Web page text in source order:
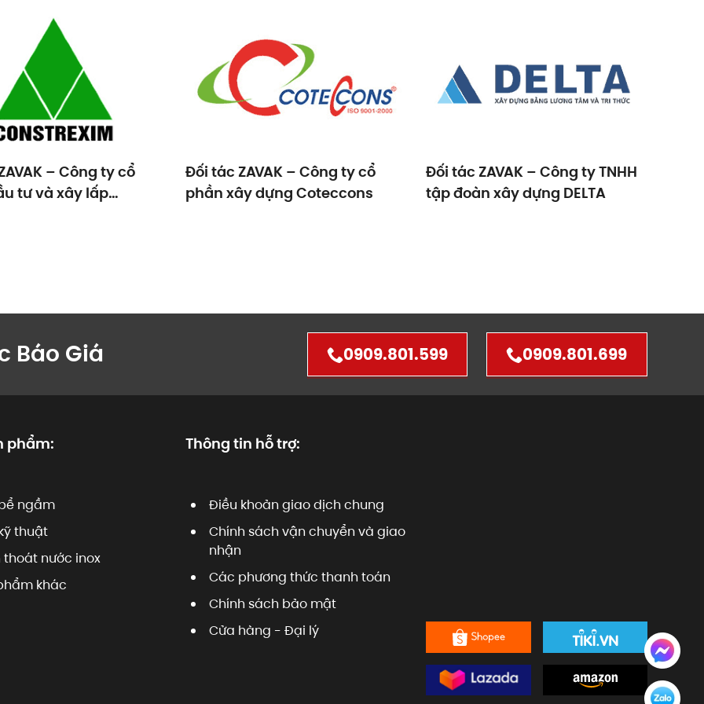
– Công ty cổ
tư và xây lấp
Đối tác ZAVAK – Công ty cổ
phần xây dựng Coteccons
Đối tác ZAVAK – Công ty TNHH
tập đoàn xây dựng DELTA
Báo Giá 0909.801.599 0909.801.699
phẩm:
ngầm
thuật
thoát nước inox
khác
Thông tin hỗ trợ:
Điều khoản giao dịch chung
Chính sách vận chuyển và giao
nhận
Các phương thức thanh toán
Chính sách bảo mật
Cửa hàng - Đại lý